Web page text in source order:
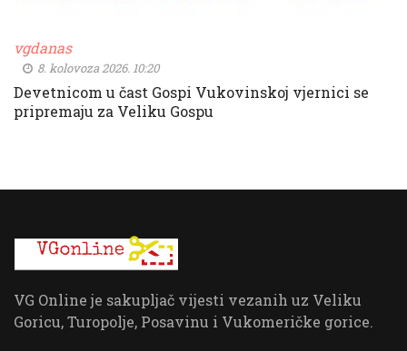
vgdanas
8. kolovoza 2026. 10:20
Devetnicom u čast Gospi Vukovinskoj vjernici se
pripremaju za Veliku Gospu
VG Online je sakupljač vijesti vezanih uz Veliku
Goricu, Turopolje, Posavinu i Vukomeričke gorice.